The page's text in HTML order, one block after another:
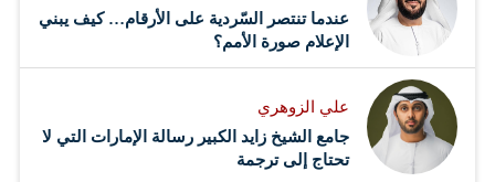
عندما تنتصر السّردية على الأرقام… كيف يبني
الإعلام صورة الأمم؟
علي الزوهري
جامع الشيخ زايد الكبير رسالة الإمارات التي لا
تحتاج إلى ترجمة